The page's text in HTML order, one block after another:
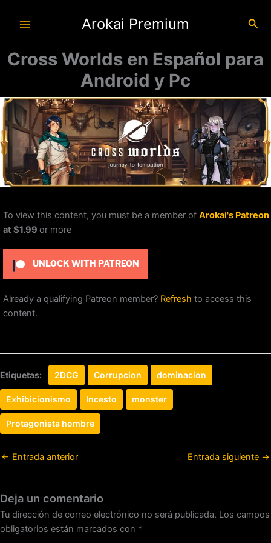
Arokai Premium
Cross Worlds en Español para
Android y Pc
To view this content, you must be a member of Arokai's Patreon
at $1.99 or more
UNLOCK WITH PATREON
Already a qualifying Patreon member? Refresh to access this
content.
Etiquetas: 2DCG Corrupcion dominacion
Exhibicionismo Incesto monster
Protagonista hombre
← Entrada anterior Entrada siguiente →
Deja un comentario
Tu dirección de correo electrónico no será publicada. Los campos
obligatorios están marcados con *